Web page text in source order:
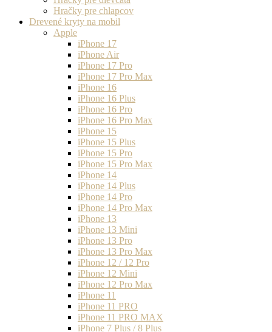
Hračky pre chlapcov
Drevené kryty na mobil
Apple
iPhone 17
iPhone Air
iPhone 17 Pro
iPhone 17 Pro Max
iPhone 16
iPhone 16 Plus
iPhone 16 Pro
iPhone 16 Pro Max
iPhone 15
iPhone 15 Plus
iPhone 15 Pro
iPhone 15 Pro Max
iPhone 14
iPhone 14 Plus
iPhone 14 Pro
iPhone 14 Pro Max
iPhone 13
iPhone 13 Mini
iPhone 13 Pro
iPhone 13 Pro Max
iPhone 12 / 12 Pro
iPhone 12 Mini
iPhone 12 Pro Max
iPhone 11
iPhone 11 PRO
iPhone 11 PRO MAX
iPhone 7 Plus / 8 Plus